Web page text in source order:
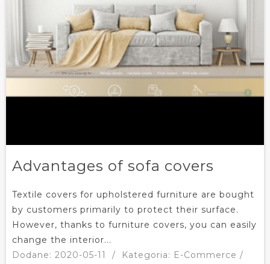
Advantages of sofa covers
Textile covers for upholstered furniture are bought
by customers primarily to protect their surface.
However, thanks to furniture covers, you can easily
change the interior...
Dodane: 2020-05-11
/
Kategoria: E-Commerce /